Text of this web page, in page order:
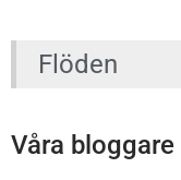
Flöden
Våra bloggare